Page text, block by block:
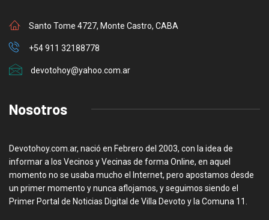
Santo Tome 4727, Monte Castro, CABA
+54 911 32188778
devotohoy@yahoo.com.ar
Nosotros
Devotohoy.com.ar, nació en Febrero del 2003, con la idea de
informar a los Vecinos y Vecinas de forma Online, en aquel
momento no se usaba mucho el Internet, pero apostamos desde
un primer momento y nunca aflojamos, y seguimos siendo el
Primer Portal de Noticias Digital de Villa Devoto y la Comuna 11.